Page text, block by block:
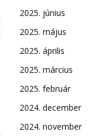
2025. június
2025. május
2025. április
2025. március
2025. február
2024. december
2024. november